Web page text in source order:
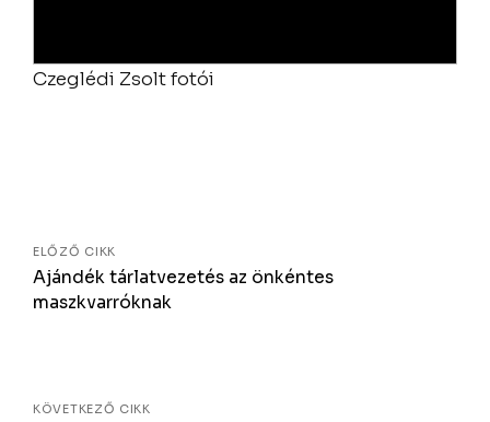
Czeglédi Zsolt fotói
ELŐZŐ CIKK
Ajándék tárlatvezetés az önkéntes
maszkvarróknak
KÖVETKEZŐ CIKK